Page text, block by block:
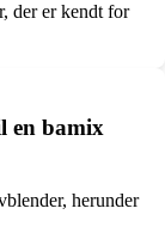
der er kendt for
en bamix
herunder